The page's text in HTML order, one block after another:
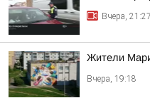
Вчера, 21:27
Жители
Вчера, 19:18